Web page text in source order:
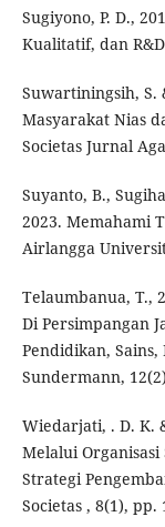
Sugiyono, P. D.,
Kualitatif, dan
Suwartiningsih, S.
Masyarakat Nias
Societas Jurnal
Suyanto, B.,
2023. Memahami
Airlangga
Telaumbanua, T.,
Di Persimpangan
Pendidikan,
Sundermann,
Wiedarjati, . D. K.
Melalui
Strategi
Societas , 8(1), pp.